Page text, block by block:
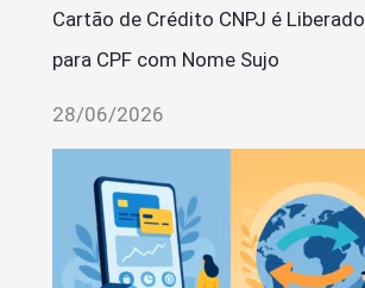
Cartão de Crédito CNPJ é Liberado
para CPF com Nome Sujo
28/06/2026